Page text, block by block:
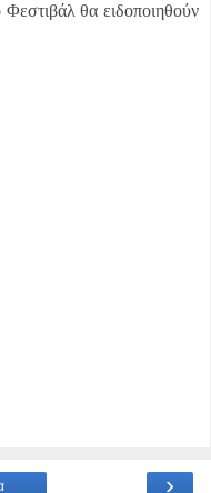
θα ειδοποιηθούν
›